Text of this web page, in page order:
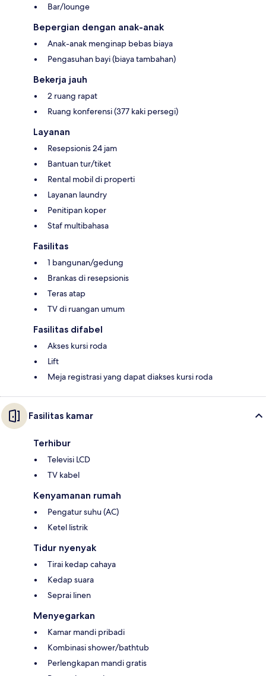
Bar/lounge
Bepergian dengan anak-anak
Anak-anak menginap bebas biaya
Pengasuhan bayi (biaya tambahan)
Bekerja jauh
2 ruang rapat
Ruang konferensi (377 kaki persegi)
Layanan
Resepsionis 24 jam
Bantuan tur/tiket
Rental mobil di properti
Layanan laundry
Penitipan koper
Staf multibahasa
Fasilitas
1 bangunan/gedung
Brankas di resepsionis
Teras atap
TV di ruangan umum
Fasilitas difabel
Akses kursi roda
Lift
Meja registrasi yang dapat diakses kursi roda
Fasilitas kamar
Terhibur
Televisi LCD
TV kabel
Kenyamanan rumah
Pengatur suhu (AC)
Ketel listrik
Tidur nyenyak
Tirai kedap cahaya
Kedap suara
Seprai linen
Menyegarkan
Kamar mandi pribadi
Kombinasi shower/bathtub
Perlengkapan mandi gratis